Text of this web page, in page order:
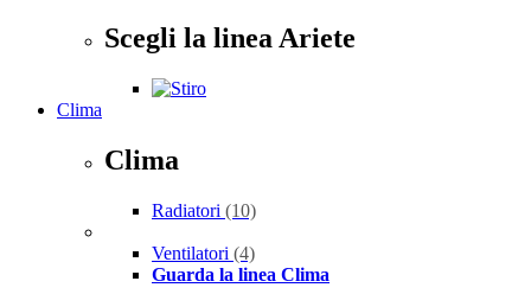
Scegli la linea Ariete
Clima
Clima
Radiatori (10)
Ventilatori (4)
Guarda la linea Clima